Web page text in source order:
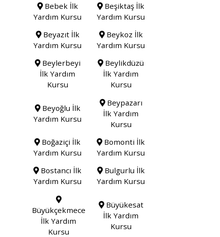
Bebek İlk
Yardım Kursu
Beşiktaş İlk
Yardım Kursu
Beyazıt İlk
Yardım Kursu
Beykoz İlk
Yardım Kursu
Beylerbeyi
İlk Yardım
Kursu
Beylikdüzü
İlk Yardım
Kursu
Beyoğlu İlk
Yardım Kursu
Beypazarı
İlk Yardım
Kursu
Boğaziçi İlk
Yardım Kursu
Bomonti İlk
Yardım Kursu
Bostancı İlk
Yardım Kursu
Bulgurlu İlk
Yardım Kursu
Büyükçekmece
İlk Yardım
Kursu
Büyükesat
İlk Yardım
Kursu